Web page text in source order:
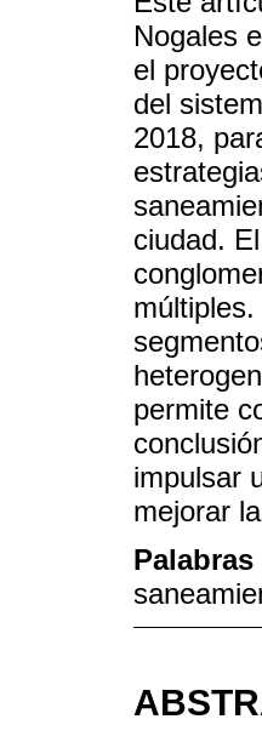
Nogales
el
del
2018,
ciudad.
permite
impulsar
mejorar
Palabras